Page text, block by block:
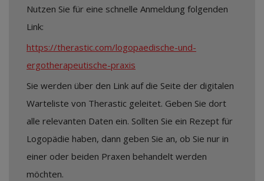
Nutzen Sie für eine schnelle Anmeldung folgenden
Link:
https://therastic.com/logopaedische-und-
ergotherapeutische-praxis
Sie werden über den Link auf die Seite der digitalen
Warteliste von Therastic geleitet. Geben Sie dort
alle relevanten Daten ein. Sollten Sie ein Rezept für
Logopädie haben, dann geben Sie an, ob Sie nur in
einer oder beiden Praxen behandelt werden
möchten.